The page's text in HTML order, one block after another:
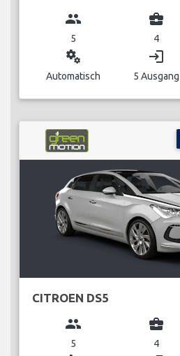
group
5
business_center
4
miscellaneous_services
Automatisch
login
5 Ausgang
CITROEN DS5
group
5
business_center
4